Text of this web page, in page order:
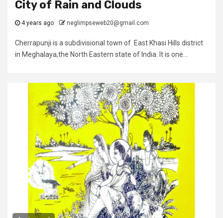
City of Rain and Clouds
4 years ago neglimpseweb20@gmail.com
Cherrapunji is a subdivisional town of East Khasi Hills district
in Meghalaya,the North Eastern state of India. It is one...